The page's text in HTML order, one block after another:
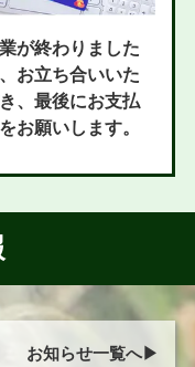
が終わりました
お立ち合いいた
、最後にお支払
お願いします。
お知らせ一覧へ▶︎